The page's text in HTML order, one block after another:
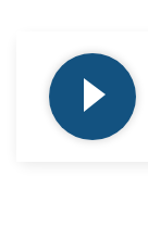
plików
dźwiękowych